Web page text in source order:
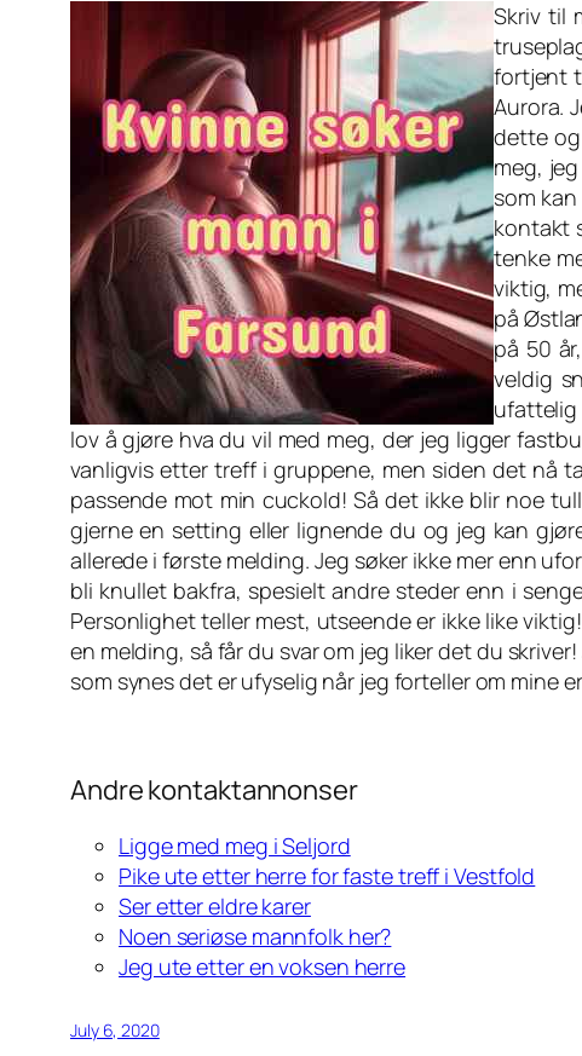
Skriv til
fortjent
Aurora.
dette
meg,
som
kontakt
tenke
viktig,
på
på 50
veldig
ufattelig
lov å gjøre hva du vil med meg, der jeg ligger
vanligvis etter treff i gruppene, men siden det nå
passende mot min cuckold! Så det ikke blir noe
gjerne en setting eller lignende du og jeg kan
allerede i første melding. Jeg søker ikke mer enn
bli knullet bakfra, spesielt andre steder enn i
Personlighet teller mest, utseende er ikke like
en melding, så får du svar om jeg liker det du
som synes det er ufyselig når jeg forteller om
Andre kontaktannonser
Ligge med meg i Seljord
Pike ute etter herre for faste treff i Vestfold
Ser etter eldre karer
Noen seriøse mannfolk her?
Jeg ute etter en voksen herre
July 6, 2020